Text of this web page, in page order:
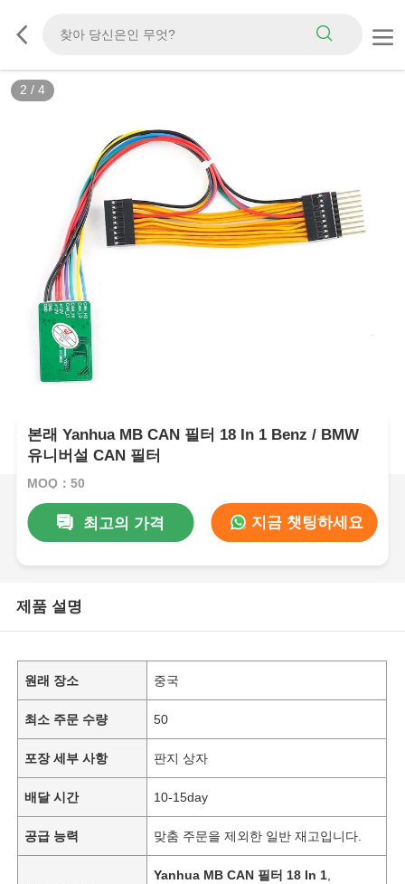
2 / 4
본래 Yanhua MB CAN 필터 18 In 1 Benz / BMW
유니버설 CAN 필터
MOQ：50
최고의 가격 지금 챗팅하세요
제품 설명
원래 장소 중국
최소 주문 수량 50
포장 세부 사항 판지 상자
배달 시간 10-15day
공급 능력 맞춤 주문을 제외한 일반 재고입니다.
Yanhua MB CAN 필터 18 In 1